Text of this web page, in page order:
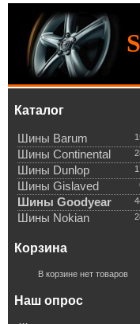
Каталог
Шины Barum
Шины Continental
Шины Dunlop
Шины Gislaved
Шины Goodyear
Шины Nokian
Корзина
В корзине нет товаров
Наш опрос